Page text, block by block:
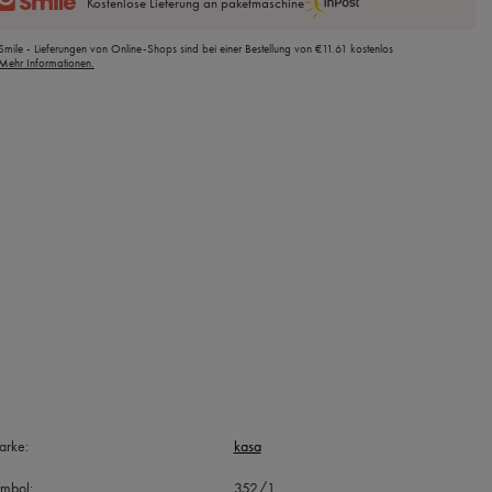
- Lieferungen von Online-Shops sind bei einer Bestellung von €11.61 kostenlos
Informationen.
kasa
352/1